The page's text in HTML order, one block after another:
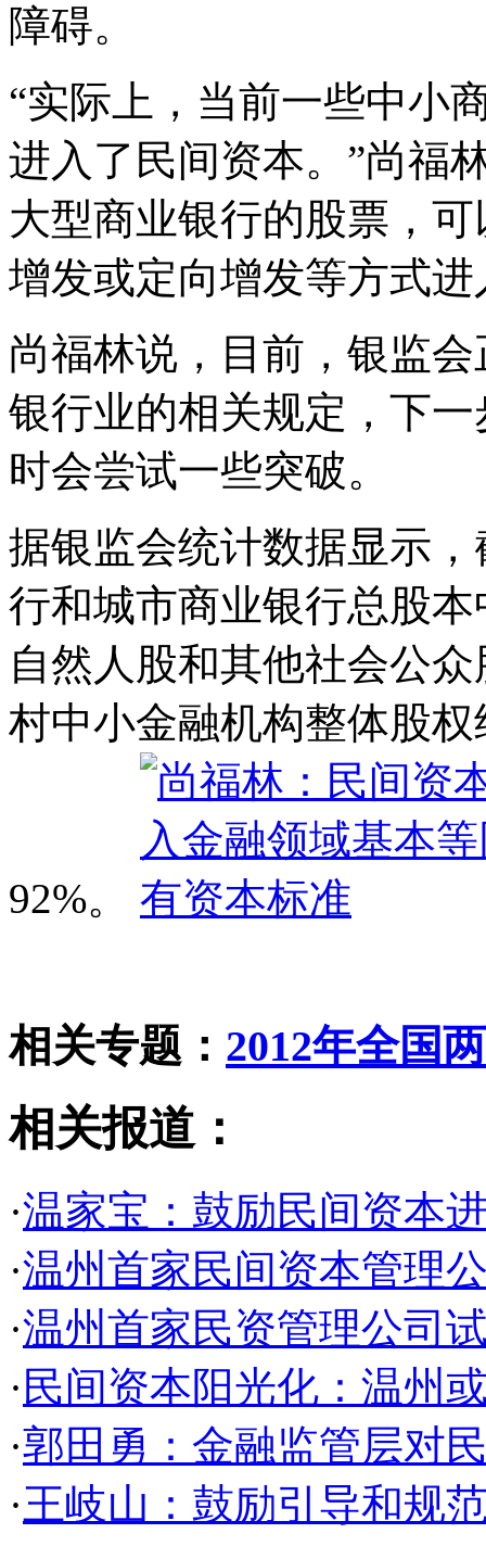
障碍。
“实际上，当前一些中小
进入了民间资本。”尚福
大型商业银行的股票，
增发或定向增发等方式
尚福林说，目前，银监
银行业的相关规定，下
时会尝试一些突破。
据银监会统计数据显示
行和城市商业银行总股
自然人股和其他社会公
村中小金融机构整体股
92%。
相关专题： 2012年全国
相关报道：
·温家宝：鼓励民间资本
·温州首家民间资本管理
·温州首家民资管理公司
· 民间资本阳光化：温州
·郭田勇：金融监管层对
·王岐山：鼓励引导和规